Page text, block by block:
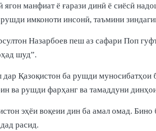
ягон манфиат ё ғарази динӣ ё сиёсӣ
имконоти инсонӣ, таъмини
Назарбоев пеш аз сафари Поп
шуд”.
Қазоқистон ба рушди
ва рушди фарҳанг ва тамаддуни
эҳёи воқеии дин ба амал омад.
расид.